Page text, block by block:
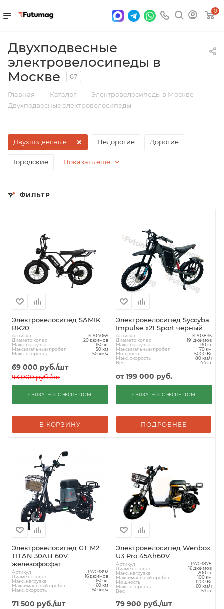
0
Двухподвесные
электровелосипеды в
Москве
67
Главная — Каталог — Электровелосипеды в Москве —
Двухподвесные электровелосипеды
Недорогие Дорогие
Городские
Двухподвесные
Показать еще
ФИЛЬТР
Электровелосипед SAMIK
BK20
Артикул 14704065
Диаметр колес 20 дюймов
Макс. нагрузка 150 кг
Максимальный пробег 50 км
Макс. скорость 50 км/ч
69 000 руб./шт
93 000руб./шт
СВЯЗАТЬСЯ С ЭКСПЕРТОМ
В КОРЗИНУ
Электровелосипед Syccyba
Impulse x21 Sport черный
Артикул 14703895
Диаметр колес 19" дюймов
Макс. нагрузка 130 кг
Максимальный пробег 70 км
Мощность 5000 Вт
Макс. скорость 80 км/ч
Вес 44 кг
от199 000 руб.
СВЯЗАТЬСЯ С ЭКСПЕРТОМ
ПОДРОБНЕЕ
Электровелосипед GT M2
TITAN 30AH 60V
железофосфат
Артикул 14703892
Диаметр колес 16 дюймов
Макс. нагрузка 150 кг
Максимальный пробег 60 км
Макс. скорость 60 км/ч
71 500 руб./шт
Электровелосипед Wenbox
U3 Pro 45Ah60V
Артикул 14703878
Диаметр колес 16 дюймов
Макс. нагрузка 200 кг
Максимальный пробег 100 км
Мощность 1200 Вт
Макс. скорость 60 км/ч
Вес 59 кг
79 900 руб./шт